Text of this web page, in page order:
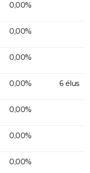
0,00%
0,00%
0,00%
0,00% 6 élus
0,00%
0,00%
0,00%